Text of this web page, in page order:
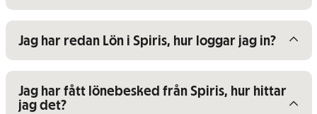
Visa/dölj innehåll för
Jag har redan Lön i Spiris, hur loggar jag in?
Visa/dölj innehåll för
Jag har fått lönebesked från Spiris, hur hittar
jag det?